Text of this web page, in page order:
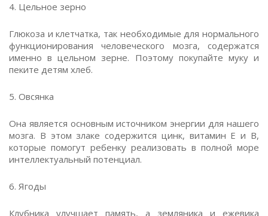
4. Цельное зерно
Глюкоза и клетчатка, так необходимые для нормального
функционирования человеческого мозга, содержатся
именно в цельном зерне. Поэтому покупайте муку и
пеките детям хлеб.
5. Овсянка
Она является основным источником энергии для нашего
мозга. В этом злаке содержится цинк, витамин Е и В,
которые помогут ребенку реализовать в полной море
интеллектуальный потенциал.
6. Ягоды
Клубника улучшает память, а земляника и ежевика